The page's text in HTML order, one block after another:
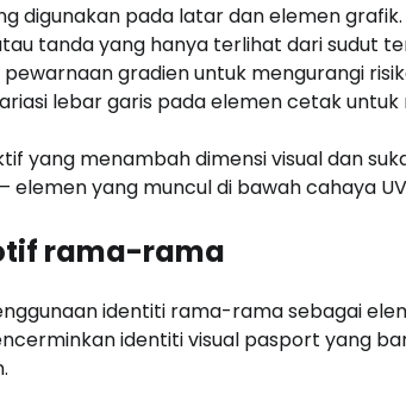
digunakan pada latar dan elemen grafik.
tanda yang hanya terlihat dari sudut
gradien untuk mengurangi
lebar garis pada elemen cetak
yang menambah dimensi visual dan
yang muncul di bawah cahaya
rama-rama
identiti rama-rama sebagai
identiti visual pasport yang